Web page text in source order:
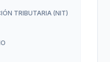
TRIBUTARIA (NIT)